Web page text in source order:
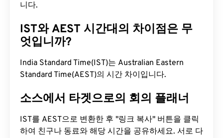
다.
IST와 AEST 시간대의 차이점은 무
엇입니까?
India Standard Time(IST)는 Australian Eastern
Standard Time(AEST)의 시간 차이입니다.
소스에서 타겟으로의 회의 플래너
IST를 AEST으로 변환한 후 "링크 복사" 버튼을 클릭
하여 친구나 동료와 해당 시간을 공유하세요. 서로 다